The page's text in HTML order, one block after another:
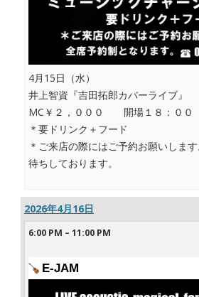
4月15日（水）
井上智資『吉田拓郎カバーライブ』
MC￥２，０００ 開場１８：００
＊要ドリンク＋フード
＊ご来店の際にはご予約お願いしま
待ちしております。
2026年4月16日
6:00 PM – 11:00 PM
E-JAM